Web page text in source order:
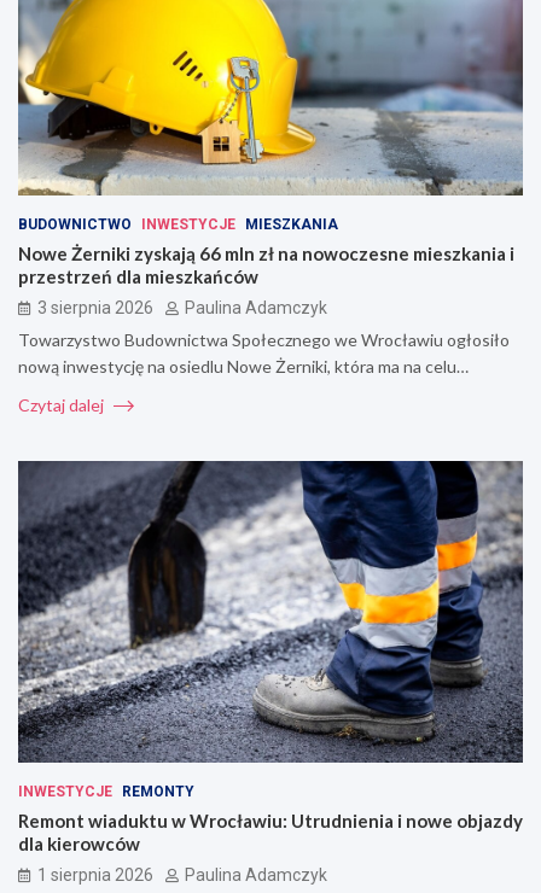
BUDOWNICTWO INWESTYCJE MIESZKANIA
Nowe Żerniki zyskają 66 mln zł na nowoczesne mieszkania i
przestrzeń dla mieszkańców
3 sierpnia 2026 Paulina Adamczyk
Towarzystwo Budownictwa Społecznego we Wrocławiu ogłosiło
nową inwestycję na osiedlu Nowe Żerniki, która ma na celu…
Czytaj dalej
INWESTYCJE REMONTY
Remont wiaduktu w Wrocławiu: Utrudnienia i nowe objazdy
dla kierowców
1 sierpnia 2026 Paulina Adamczyk